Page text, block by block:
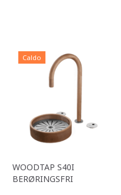
Caldo
WOODTAP S40I
BERØRINGSFRI